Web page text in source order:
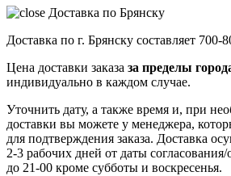
Доставка по Брянску
Доставка по г. Брянску составляет 700-
Цена доставки заказа за пределы
индивидуально в каждом случае.
Уточнить дату, а также время и, при
доставки вы можете у менеджера,
для подтверждения заказа. Доставка
2-3 рабочих дней от даты согласования/
до 21-00 кроме субботы и воскресенья.